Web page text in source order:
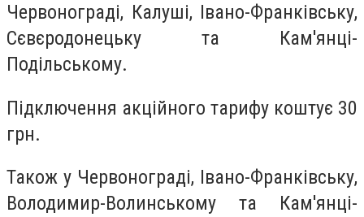
Червонограді, Калуші, Івано-Франківську,
Сєвєродонецьку та Кам'янці-
Подільському.
Підключення акційного тарифу коштує 30
грн.
Також у Червонограді, Івано-Франківську,
Володимир-Волинському та Кам'янці-